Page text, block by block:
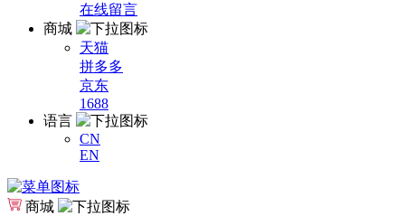
在线留言
商城
天猫
拼多多
京东
1688
语言
CN
EN
商城